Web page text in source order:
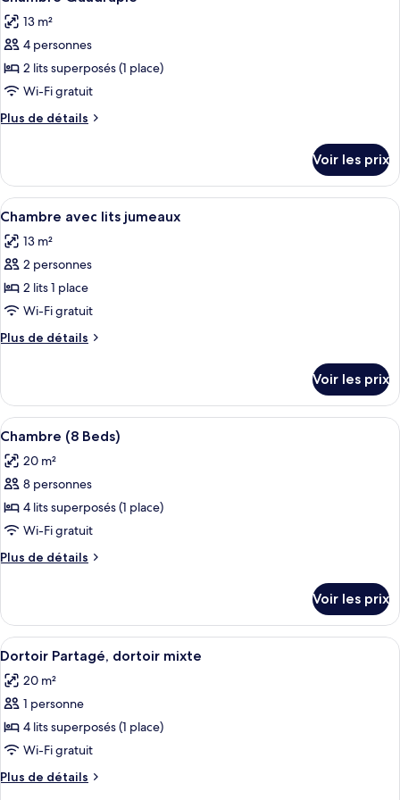
Chambre
Triple
toutes
les
photos
pour
ce
type
de
Chambre
Quadruple
13 m²
4 personnes
2 lits superposés (1 place)
Wi-Fi gratuit
Plus de détails
Plus
le
type
de
Chambre
Quadruple
Voir les prix
Afficher
toutes
les
photos
pour
ce
type
de
Chambre
avec
lits
jumeaux
Une chambre d’hôtel avec deux lits
6
Chambre avec lits jumeaux
13 m²
2 personnes
2 lits 1 place
Wi-Fi gratuit
Plus de détails
Plus
le
type
de
Chambre
avec
jumeaux
Voir les prix
Afficher
toutes
les
photos
pour
ce
type
de
Chambre
(8
Beds)
Une chambre avec des lits
10
Chambre (8 Beds)
20 m²
8 personnes
4 lits superposés (1 place)
Wi-Fi gratuit
Plus de détails
Plus
le
type
de
Chambre
(8
Voir les prix
Afficher
toutes
les
photos
pour
ce
type
de
Une chambre de dortoir avec des
10
Dortoir Partagé, dortoir mixte
20 m²
1 personne
4 lits superposés (1 place)
Wi-Fi gratuit
Plus de détails
Plus